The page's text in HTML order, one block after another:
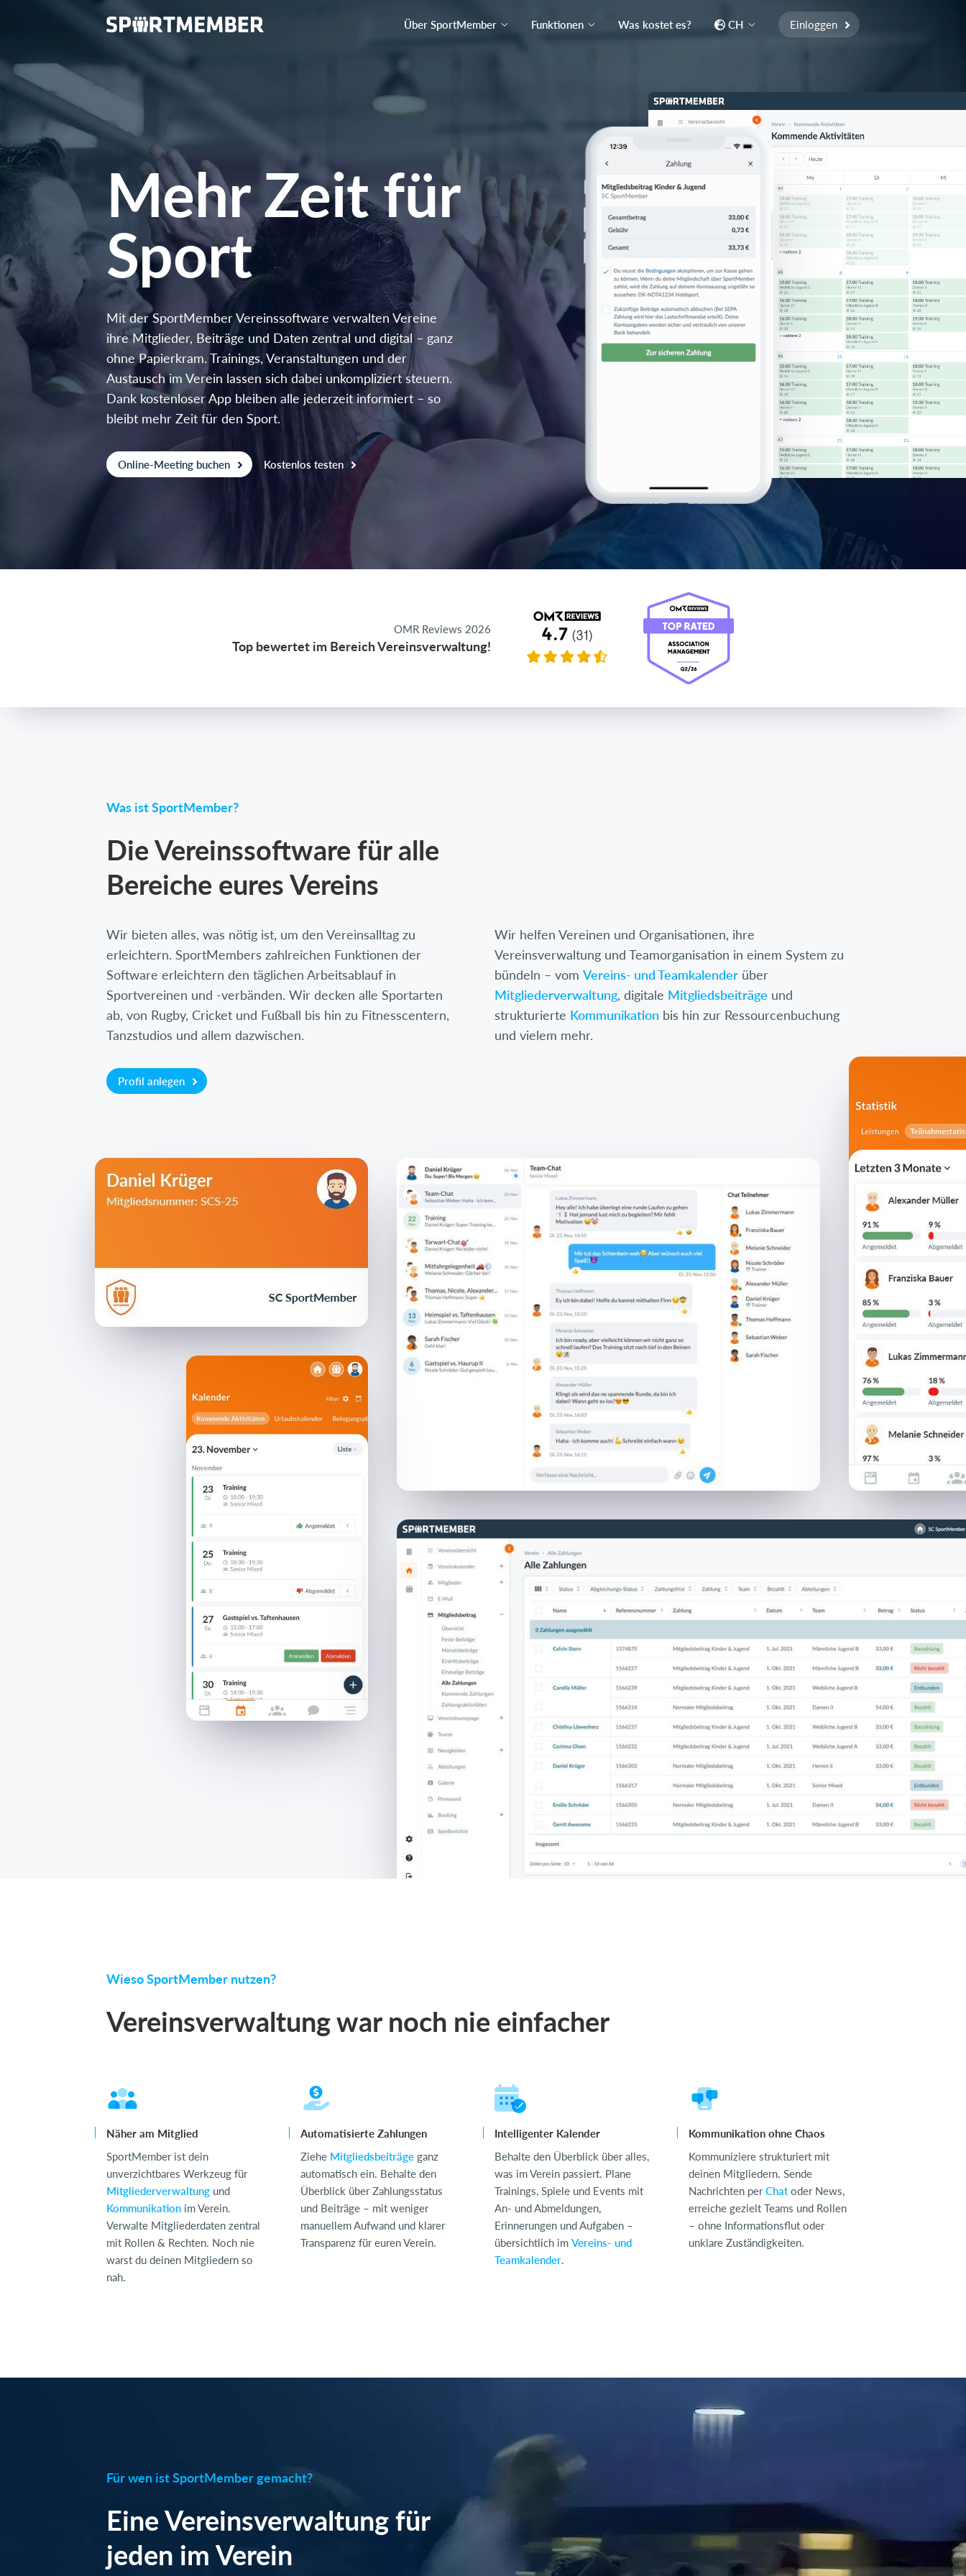
Über SportMember Funktionen Was kostet es? CH Einloggen
Mehr Zeit für
Sport
Mit der SportMember Vereinssoftware verwalten Vereine
ihre Mitglieder, Beiträge und Daten zentral und digital – ganz
ohne Papierkram. Trainings, Veranstaltungen und der
Austausch im Verein lassen sich dabei unkompliziert steuern.
Dank kostenloser App bleiben alle jederzeit informiert – so
bleibt mehr Zeit für den Sport.
Online-Meeting buchen Kostenlos testen
OMR Reviews 2026
Top bewertet im Bereich Vereinsverwaltung!
Was ist SportMember?
Die Vereinssoftware für alle
Bereiche eures Vereins
Wir bieten alles, was nötig ist, um den Vereinsalltag zu
erleichtern. SportMembers zahlreichen Funktionen der
Software erleichtern den täglichen Arbeitsablauf in
Sportvereinen und -verbänden. Wir decken alle Sportarten
ab, von Rugby, Cricket und Fußball bis hin zu Fitnesscentern,
Tanzstudios und allem dazwischen.
Wir helfen Vereinen und Organisationen, ihre
Vereinsverwaltung und Teamorganisation in einem System zu
bündeln – vom Vereins- und Teamkalender über
Mitgliederverwaltung, digitale Mitgliedsbeiträge und
strukturierte Kommunikation bis hin zur Ressourcenbuchung
und vielem mehr.
Profil anlegen
Wieso SportMember nutzen?
Vereinsverwaltung war noch nie einfacher
Näher am Mitglied
SportMember ist dein
unverzichtbares Werkzeug für
Mitgliederverwaltung und
Kommunikation im Verein.
Verwalte Mitgliederdaten zentral
mit Rollen & Rechten. Noch nie
warst du deinen Mitgliedern so
nah.
Automatisierte Zahlungen
Ziehe Mitgliedsbeiträge ganz
automatisch ein. Behalte den
Überblick über Zahlungsstatus
und Beiträge – mit weniger
manuellem Aufwand und klarer
Transparenz für euren Verein.
Intelligenter Kalender
Behalte den Überblick über alles,
was im Verein passiert. Plane
Trainings, Spiele und Events mit
An- und Abmeldungen,
Erinnerungen und Aufgaben –
übersichtlich im Vereins- und
Teamkalender.
Kommunikation ohne Chaos
Kommuniziere strukturiert mit
deinen Mitgliedern. Sende
Nachrichten perChatoder News,
erreiche gezielt Teams und Rollen
– ohne Informationsflut oder
unklare Zuständigkeiten.
Für wen ist SportMember gemacht?
Eine Vereinsverwaltung für
jeden im Verein